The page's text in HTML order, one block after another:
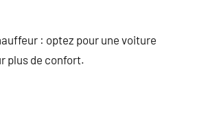
: optez pour une voiture
plus de confort.